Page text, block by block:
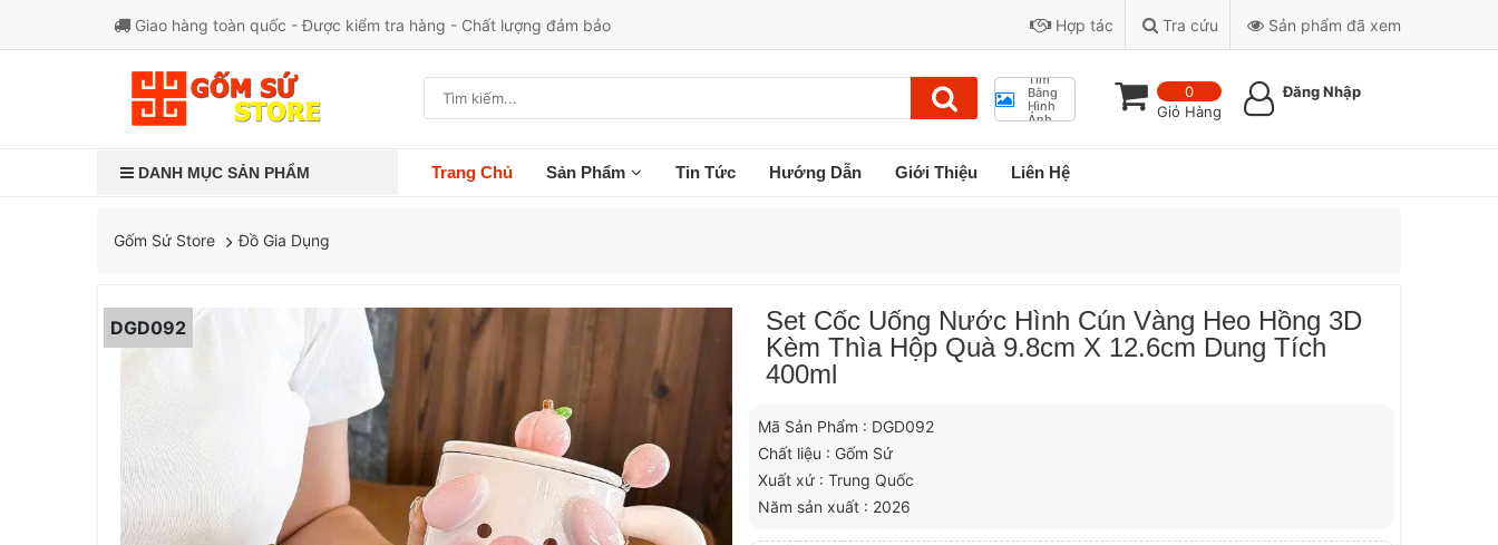
Giao hàng toàn quốc - Được kiểm tra hàng - Chất lượng đảm bảo Hợp tác Tra cứu Sản phẩm đã xem
Tìm
Bằng
Hình
Ảnh
0
Giỏ Hàng
Đăng Nhập
DANH MỤC SẢN PHẨM Trang Chủ Sản Phẩm Tin Tức Hướng Dẫn Giới Thiệu Liên Hệ
Gốm Sứ Store Đồ Gia Dụng
DGD092
Set Cốc Uống Nước Hình Cún Vàng Heo Hồng 3D
Kèm Thìa Hộp Quà 9.8cm X 12.6cm Dung Tích
400ml
Mã Sản Phẩm : DGD092
Chất liệu : Gốm Sứ
Xuất xứ : Trung Quốc
Năm sản xuất : 2026